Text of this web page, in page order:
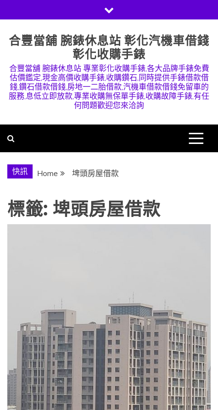
to
content
合豐當舖 腕錶休息站 彰化汽機車借錢
彰化收購手錶
合豐當舖 腕錶休息站 專業彰化收購手錶,各大品牌手錶免費
估價鑑定,現金高價收購手錶,收購鑽石,同時提供手錶借款借
錢,鑽石借款借錢,房地一二胎借款,汽機車借款借錢免留車的
服務,息低立即放款,專業收購無保單手錶,收購故障手錶,有任
何問題歡迎您來洽詢
快訊 Home 埤頭房屋借款
標籤: 埤頭房屋借款